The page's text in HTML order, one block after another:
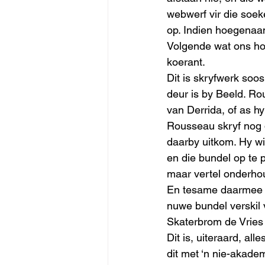
webwerf vir die
op. Indien
Volgende wat ons
koerant.
Dit is skryfwerk
deur is by Beeld.
van Derrida, of as
Rousseau skryf
daarby uitkom. Hy
en die bundel op te
maar vertel
En tesame
nuwe bundel
Skaterbrom de
Dit is, uiteraard,
dit met ‘n nie-